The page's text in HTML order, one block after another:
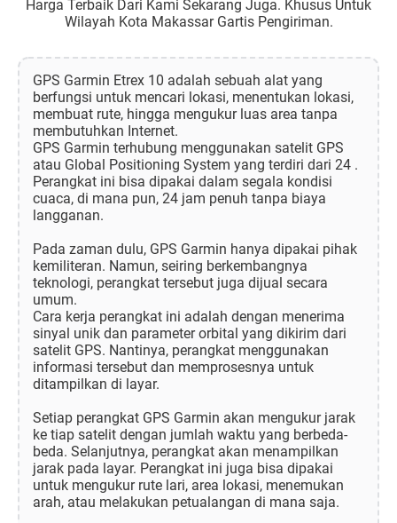
Harga Terbaik Dari Kami Sekarang Juga. Khusus Untuk
Wilayah Kota Makassar Gartis Pengiriman.
GPS Garmin Etrex 10 adalah sebuah alat yang
berfungsi untuk mencari lokasi, menentukan lokasi,
membuat rute, hingga mengukur luas area tanpa
membutuhkan Internet.
GPS Garmin terhubung menggunakan satelit GPS
atau Global Positioning System yang terdiri dari 24 .
Perangkat ini bisa dipakai dalam segala kondisi
cuaca, di mana pun, 24 jam penuh tanpa biaya
langganan.
Pada zaman dulu, GPS Garmin hanya dipakai pihak
kemiliteran. Namun, seiring berkembangnya
teknologi, perangkat tersebut juga dijual secara
umum.
Cara kerja perangkat ini adalah dengan menerima
sinyal unik dan parameter orbital yang dikirim dari
satelit GPS. Nantinya, perangkat menggunakan
informasi tersebut dan memprosesnya untuk
ditampilkan di layar.
Setiap perangkat GPS Garmin akan mengukur jarak
ke tiap satelit dengan jumlah waktu yang berbeda-
beda. Selanjutnya, perangkat akan menampilkan
jarak pada layar. Perangkat ini juga bisa dipakai
untuk mengukur rute lari, area lokasi, menemukan
arah, atau melakukan petualangan di mana saja.